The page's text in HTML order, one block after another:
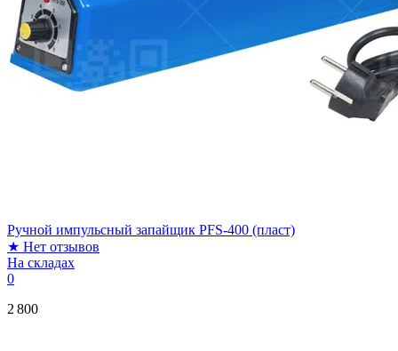
Ручной импульсный запайщик PFS-400 (пласт)
★ Нет отзывов
На складах
0
2 800